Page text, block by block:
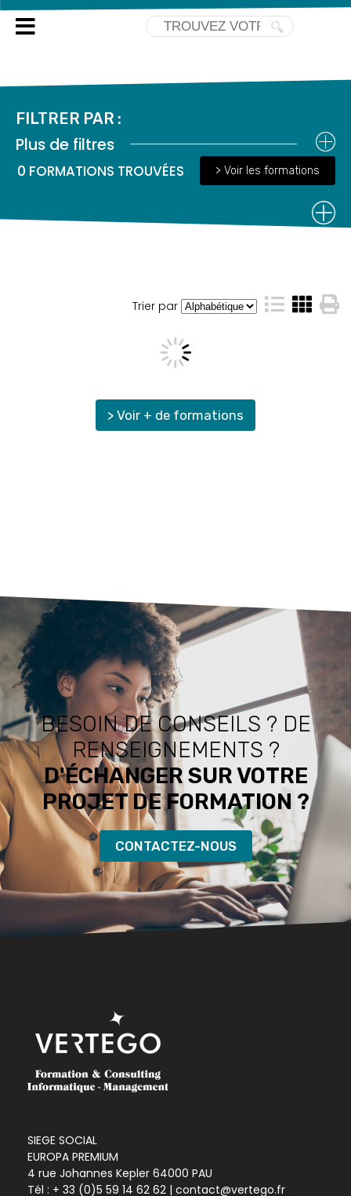
TOUTES NOS FORMATIONS
FILTRER PAR :
Plus de filtres
0 FORMATIONS TROUVÉES > Voir les formations
Trier par
> Voir + de formations
BESOIN DE CONSEILS ? DE
RENSEIGNEMENTS ?
D'ÉCHANGER SUR VOTRE
PROJET DE FORMATION ?
CONTACTEZ-NOUS
SIEGE SOCIAL
EUROPA PREMIUM
4 rue Johannes Kepler 64000 PAU
Tél : + 33 (0)5 59 14 62 62 | contact@vertego.fr